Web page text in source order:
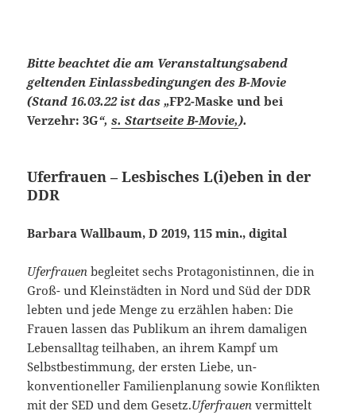
Bitte beachtet die am Veranstaltungsabend
geltenden Einlassbedingungen des B-Movie
(Stand 16.03.22 ist das „FP2-Maske und bei
Verzehr: 3G“,s. Startseite B-Movie,).
Uferfrauen – Lesbisches L(i)eben in der
DDR
Barbara Wallbaum, D 2019, 115 min., digital
Uferfrauen begleitet sechs Prota­gonis­tin­nen, die in
Groß- und Kleinstädten in Nord und Süd der DDR
lebten und jede Menge zu erzählen haben: Die
Frauen lassen das Publikum an ihrem damaligen
Lebensalltag teilhaben, an ihrem Kampf um
Selbstbestimmung, der ersten Liebe, un­
konventioneller Familienplanung sowie Konﬂikten
mit der SED und dem Gesetz.Uferfrauen vermittelt